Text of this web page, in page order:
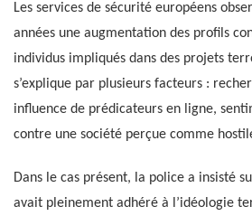
Les services de sécurité européens
années une augmentation des profils
individus impliqués dans des projets
s’explique par plusieurs facteurs :
influence de prédicateurs en ligne,
contre une société perçue comme
Dans le cas présent, la police a insisté
avait pleinement adhéré à l’idéologie